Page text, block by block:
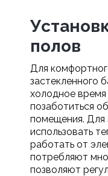
полов
Для
застекленного
холодное
позаботиться
помещения. Для
использовать
работать от
потребляют
позволяют